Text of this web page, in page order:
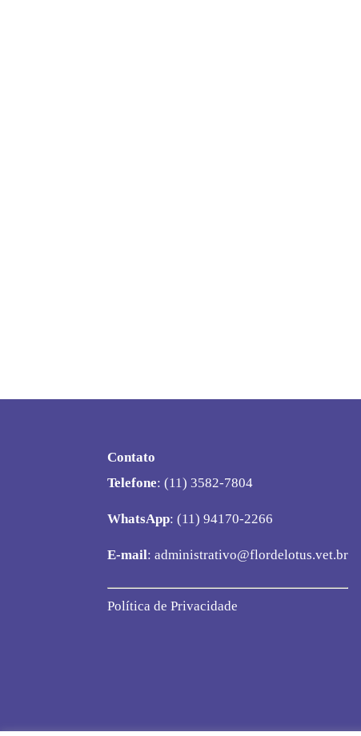
Contato
Telefone: (11) 3582-7804
WhatsApp: (11) 94170-2266
E-mail: administrativo@flordelotus.vet.br
Política de Privacidade